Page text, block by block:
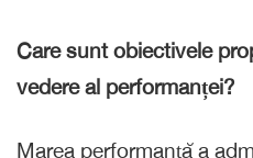
Care sunt obiectivele
vedere al performanței?
Marea performanță a